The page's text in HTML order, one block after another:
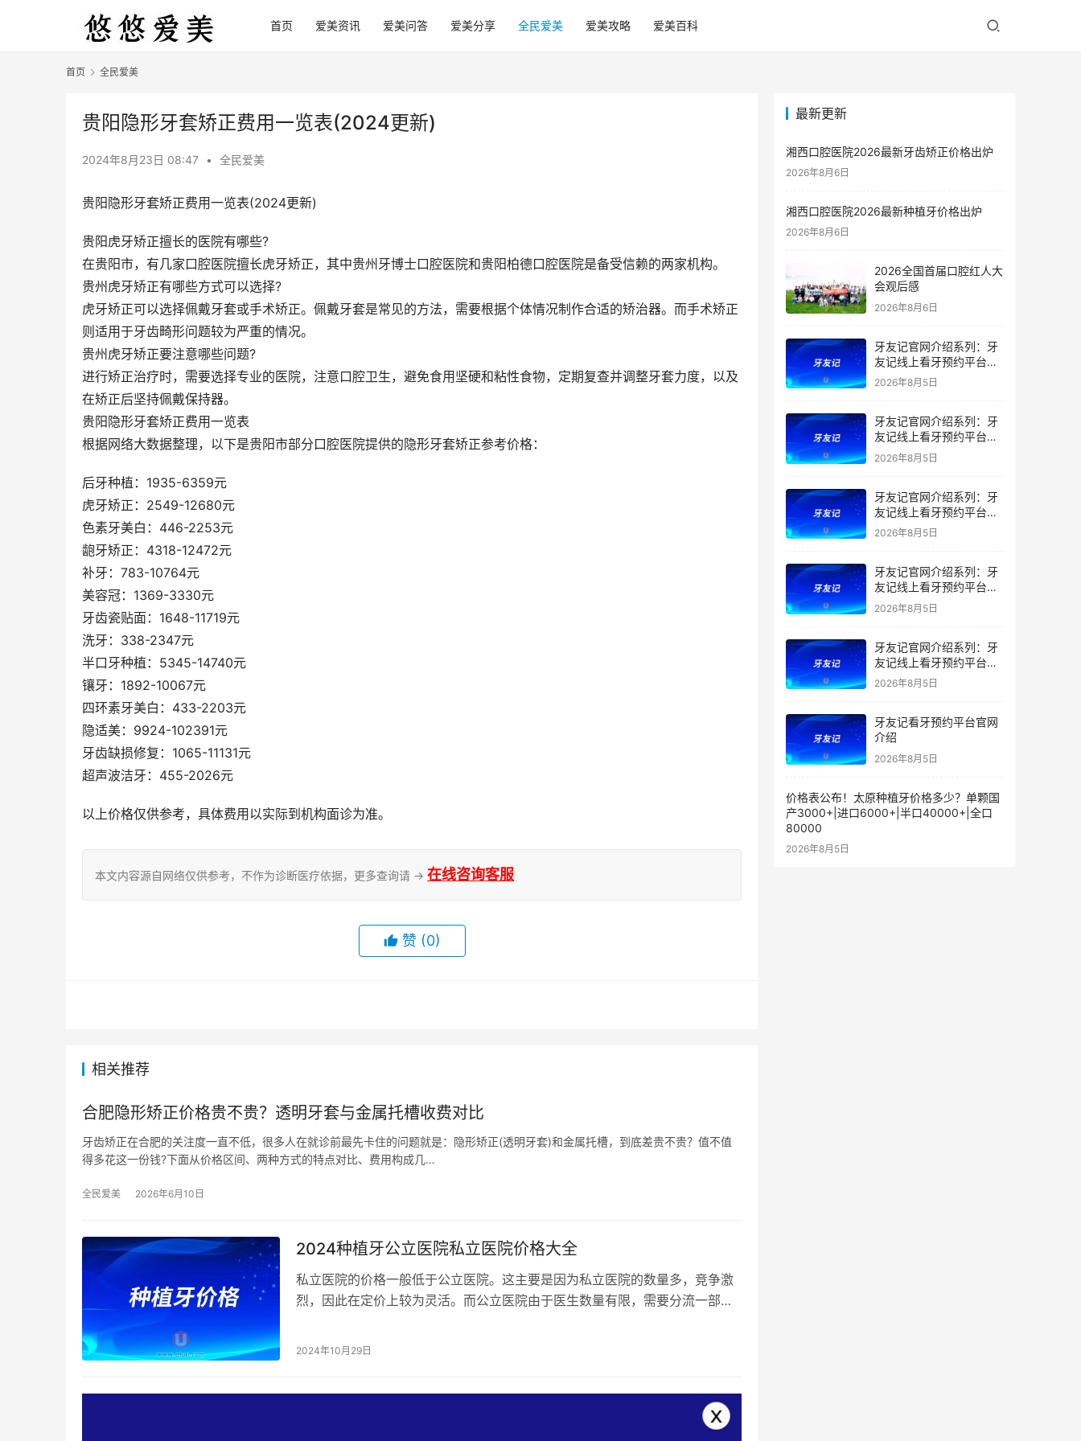
首页 爱美资讯 爱美问答 爱美分享 全民爱美 爱美攻略 爱美百科
首页 全民爱美
贵阳隐形牙套矫正费用一览表(2024更新)
2024年8月23日 08:47 • 全民爱美
贵阳隐形牙套矫正费用一览表(2024更新)
贵阳虎牙矫正擅长的医院有哪些?
在贵阳市，有几家口腔医院擅长虎牙矫正，其中贵州牙博士口腔医院和贵阳柏德口腔医院是备受信赖的两家机构。
贵州虎牙矫正有哪些方式可以选择?
虎牙矫正可以选择佩戴牙套或手术矫正。佩戴牙套是常见的方法，需要根据个体情况制作合适的矫治器。而手术矫正
则适用于牙齿畸形问题较为严重的情况。
贵州虎牙矫正要注意哪些问题?
进行矫正治疗时，需要选择专业的医院，注意口腔卫生，避免食用坚硬和粘性食物，定期复查并调整牙套力度，以及
在矫正后坚持佩戴保持器。
贵阳隐形牙套矫正费用一览表
根据网络大数据整理，以下是贵阳市部分口腔医院提供的隐形牙套矫正参考价格：
后牙种植：1935-6359元
虎牙矫正：2549-12680元
色素牙美白：446-2253元
龅牙矫正：4318-12472元
补牙：783-10764元
美容冠：1369-3330元
牙齿瓷贴面：1648-11719元
洗牙：338-2347元
半口牙种植：5345-14740元
镶牙：1892-10067元
四环素牙美白：433-2203元
隐适美：9924-102391元
牙齿缺损修复：1065-11131元
超声波洁牙：455-2026元
以上价格仅供参考，具体费用以实际到机构面诊为准。
本文内容源自网络仅供参考，不作为诊断医疗依据，更多查询请 → 在线咨询客服
赞 (0)
相关推荐
合肥隐形矫正价格贵不贵？透明牙套与金属托槽收费对比
牙齿矫正在合肥的关注度一直不低，很多人在就诊前最先卡住的问题就是：隐形矫正(透明牙套)和金属托槽，到底差贵不贵？值不值
得多花这一份钱?下面从价格区间、两种方式的特点对比、费用构成几…
全民爱美 2026年6月10日
2024种植牙公立医院私立医院价格大全
私立医院的价格一般低于公立医院。这主要是因为私立医院的数量多，竞争激
烈，因此在定价上较为灵活。而公立医院由于医生数量有限，需要分流一部分
2024年10月29日
最新更新
湘西口腔医院2026最新牙齿矫正价格出炉
2026年8月6日
湘西口腔医院2026最新种植牙价格出炉
2026年8月6日
2026全国首届口腔红人大
会观后感
2026年8月6日
牙友记官网介绍系列：牙
友记线上看牙预约平台是
干什么的？靠谱吗？
2026年8月5日
牙友记官网介绍系列：牙
友记线上看牙预约平台让
看牙不再靠运气
2026年8月5日
牙友记官网介绍系列：牙
友记线上看牙预约平台打
破口腔行业专业壁垒新手
2026年8月5日
牙友记官网介绍系列：牙
友记线上看牙预约平台落
地同城就诊经验打破未知
2026年8月5日
牙友记官网介绍系列：牙
友记线上看牙预约平台的
优势在哪里？
2026年8月5日
牙友记看牙预约平台官网
介绍
2026年8月5日
价格表公布！太原种植牙价格多少？单颗国
产3000+|进口6000+|半口40000+|全口
80000
2026年8月5日